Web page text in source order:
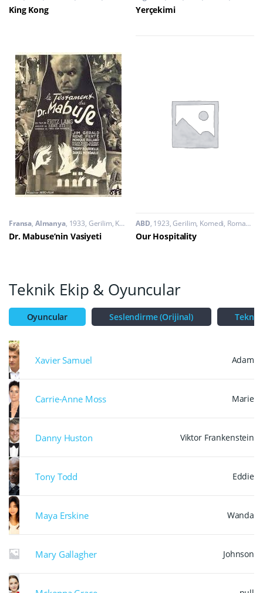
King Kong Yerçekimi
Fransa, Almanya 1933 Gerilim, Korku ,Polisiye
Dr. Mabuse’nin Vasiyeti
ABD 1923 Gerilim, Komedi, Romantik
Our Hospitality
Teknik Ekip & Oyuncular
Oyuncular Seslendirme (Orijinal) Teknik
Xavier Samuel Adam
Carrie-Anne Moss Marie
Danny Huston Viktor Frankenstein
Tony Todd Eddie
Maya Erskine Wanda
Mary Gallagher Johnson